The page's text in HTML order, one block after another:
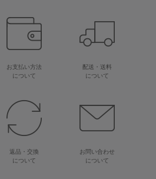
お支払い方法
について
配送・送料
について
返品・交換
について
お問い合わせ
について